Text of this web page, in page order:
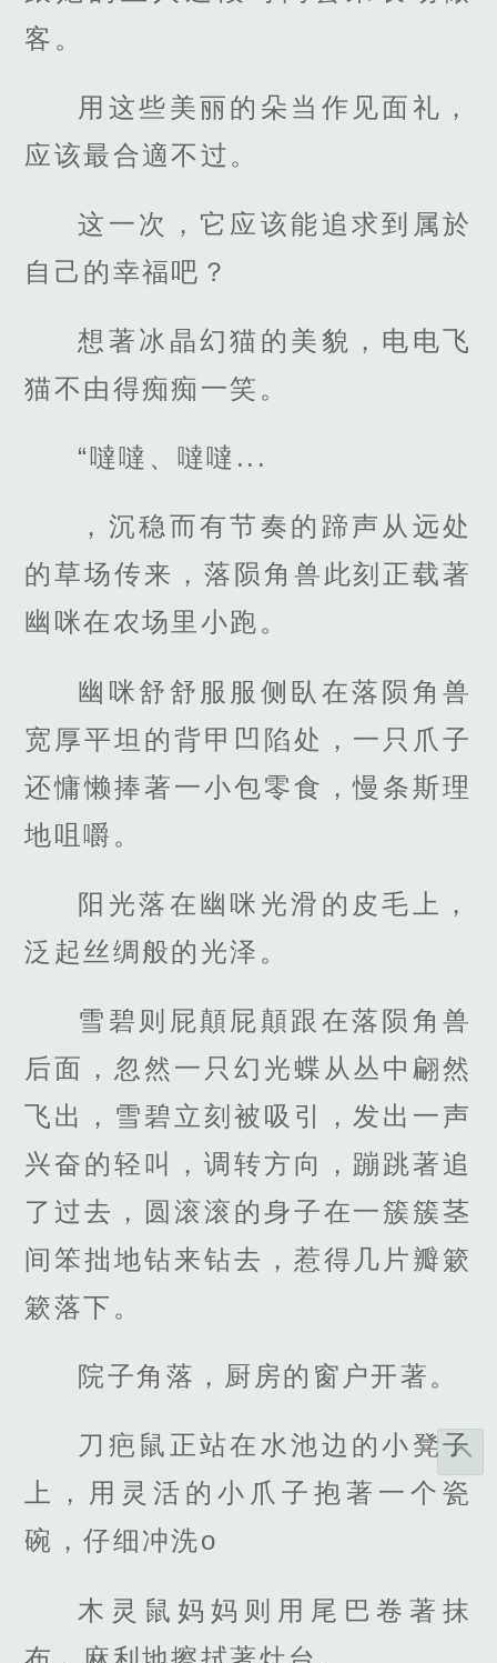
客。
用这些美丽的朵当作见面礼，
应该最合適不过。
这一次，它应该能追求到属於
自己的幸福吧？
想著冰晶幻猫的美貌，电电飞
猫不由得痴痴一笑。
“噠噠、噠噠...
，沉稳而有节奏的蹄声从远处
的草场传来，落陨角兽此刻正载著
幽咪在农场里小跑。
幽咪舒舒服服侧臥在落陨角兽
宽厚平坦的背甲凹陷处，一只爪子
还慵懒捧著一小包零食，慢条斯理
地咀嚼。
阳光落在幽咪光滑的皮毛上，
泛起丝绸般的光泽。
雪碧则屁顛屁顛跟在落陨角兽
后面，忽然一只幻光蝶从丛中翩然
飞出，雪碧立刻被吸引，发出一声
兴奋的轻叫，调转方向，蹦跳著追
了过去，圆滚滚的身子在一簇簇茎
间笨拙地钻来钻去，惹得几片瓣簌
簌落下。
院子角落，厨房的窗户开著。
刀疤鼠正站在水池边的小凳子
上，用灵活的小爪子抱著一个瓷
碗，仔细冲洗o
木灵鼠妈妈则用尾巴卷著抹